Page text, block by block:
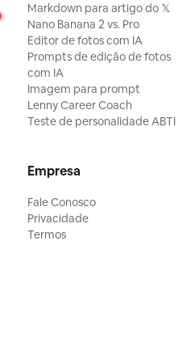
Markdown para artigo do 𝕏
Nano Banana 2 vs. Pro
Editor de fotos com IA
Prompts de edição de fotos
com IA
Imagem para prompt
Lenny Career Coach
Teste de personalidade ABTI
Empresa
Fale Conosco
Privacidade
Termos